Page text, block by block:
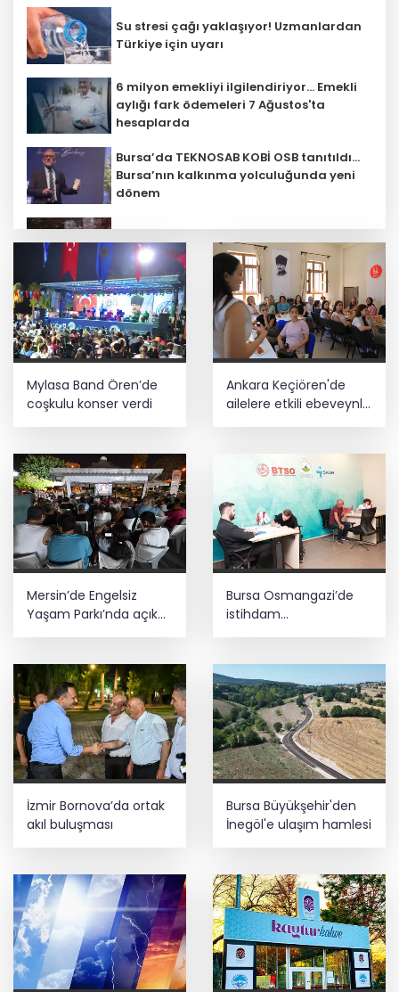
Su stresi çağı yaklaşıyor! Uzmanlardan
Türkiye için uyarı
6 milyon emekliyi ilgilendiriyor... Emekli
aylığı fark ödemeleri 7 Ağustos'ta
hesaplarda
Bursa’da TEKNOSAB KOBİ OSB tanıtıldı...
Bursa’nın kalkınma yolculuğunda yeni
dönem
'Ay Grubu' suç örgütüne 12 gözaltı!
Türk F-16'ları NATO görevi için
Estonya'da... MSB yerli savunma
sistemleriyle güçleniyor
Bozcaada mercan resifleri için koruma
seferberliği... 180 deniz canlısı türü kayıt
altına alındı
ediyor... Hudutlarda 490 kişi yakalandı
Mylasa Band Ören’de
coşkulu konser verdi
Ankara Keçiören'de
ailelere etkili ebeveynlik
Mersin’de Engelsiz
Yaşam Parkı’nda açık
Bursa Osmangazi’de
istihdam
İzmir Bornova’da ortak
akıl buluşması
Bursa Büyükşehir'den
İnegöl'e ulaşım hamlesi